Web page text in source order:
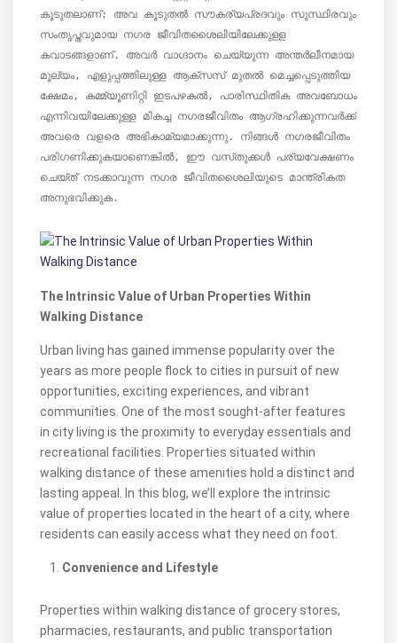
കൂടുതലാണ്; അവ കൂടുതൽ സൗകര്യപ്രദവും സുസ്ഥിരവും
സംതൃപ്തവുമായ നഗര ജീവിതശൈലിയിലേക്കുള്ള
കവാടങ്ങളാണ്. അവർ വാഗ്ദാനം ചെയ്യുന്ന അന്തർലീനമായ
മൂല്യം, എളുപ്പത്തിലുള്ള ആക്‌സസ് മുതൽ മെച്ചപ്പെടുത്തിയ
ക്ഷേമം, കമ്മ്യൂണിറ്റി ഇടപഴകൽ, പാരിസ്ഥിതിക അവബോധം
എന്നിവയിലേക്കുള്ള മികച്ച നഗരജീവിതം ആഗ്രഹിക്കുന്നവർക്ക്
അവരെ വളരെ അഭികാമ്യമാക്കുന്നു. നിങ്ങൾ നഗരജീവിതം
പരിഗണിക്കുകയാണെങ്കിൽ, ഈ വസ്‌തുക്കൾ പര്യവേക്ഷണം
ചെയ്‌ത് നടക്കാവുന്ന നഗര ജീവിതശൈലിയുടെ മാന്ത്രികത
അനുഭവിക്കുക.
The Intrinsic Value of Urban Properties Within
Walking Distance
Urban living has gained immense popularity over the
years as more people flock to cities in pursuit of new
opportunities, exciting experiences, and vibrant
communities. One of the most sought-after features
in city living is the proximity to everyday essentials and
recreational facilities. Properties situated within
walking distance of these amenities hold a distinct and
lasting appeal. In this blog, we’ll explore the intrinsic
value of properties located in the heart of a city, where
residents can easily access what they need on foot.
Convenience and Lifestyle
Properties within walking distance of grocery stores,
pharmacies, restaurants, and public transportation